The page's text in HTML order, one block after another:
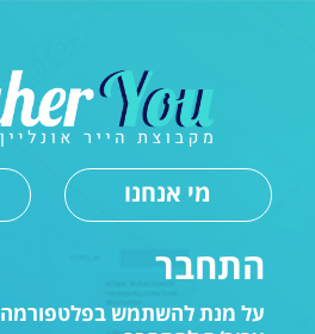
מי אנחנו
התחבר
על מנת להשתמש בפלטפורמה